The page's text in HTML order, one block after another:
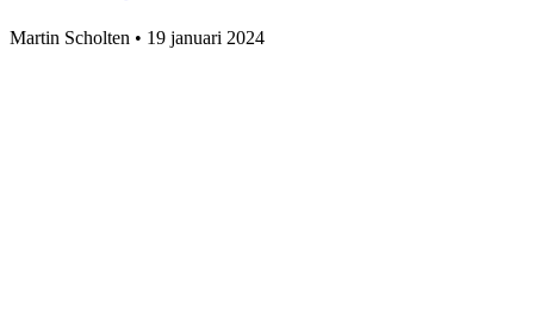
Martin Scholten • 19 januari 2024